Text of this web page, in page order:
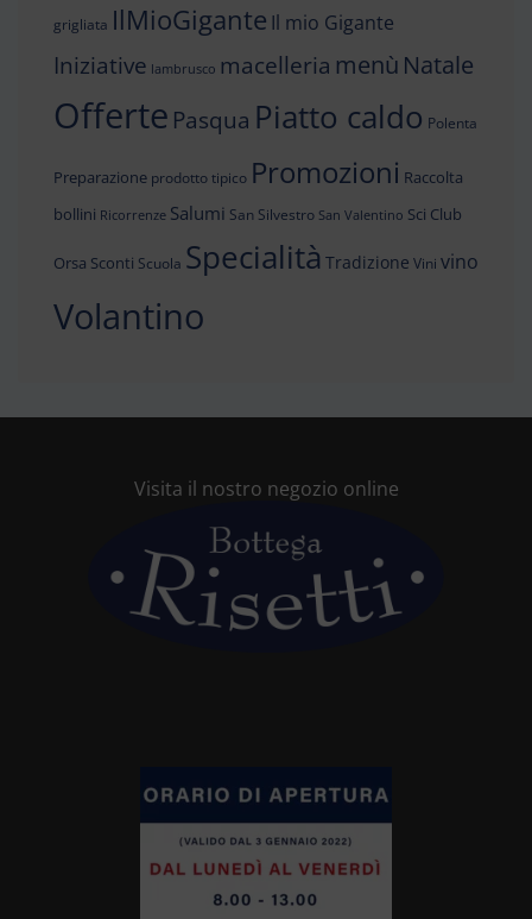
grigliata IlMioGigante Il mio Gigante
Iniziative lambrusco macelleria menù Natale
Offerte Pasqua Piatto caldo Polenta
Preparazione prodotto tipico Promozioni Raccolta
bollini Ricorrenze Salumi San Silvestro San Valentino Sci Club
Orsa Sconti Scuola Specialità Tradizione Vini vino
Volantino
Visita il nostro negozio online